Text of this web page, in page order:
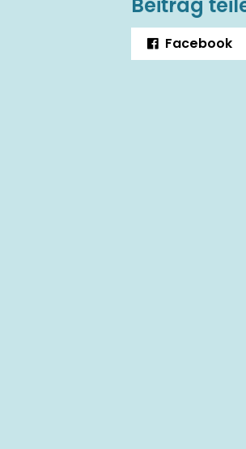
Facebook